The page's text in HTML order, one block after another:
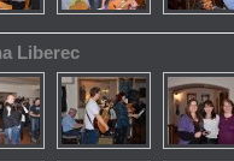
Liberec